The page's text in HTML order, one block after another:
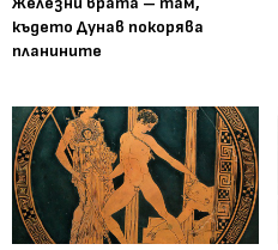
където Дунав покорява
планините